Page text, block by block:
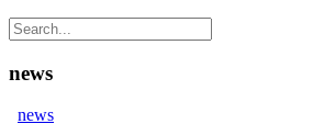
news
news